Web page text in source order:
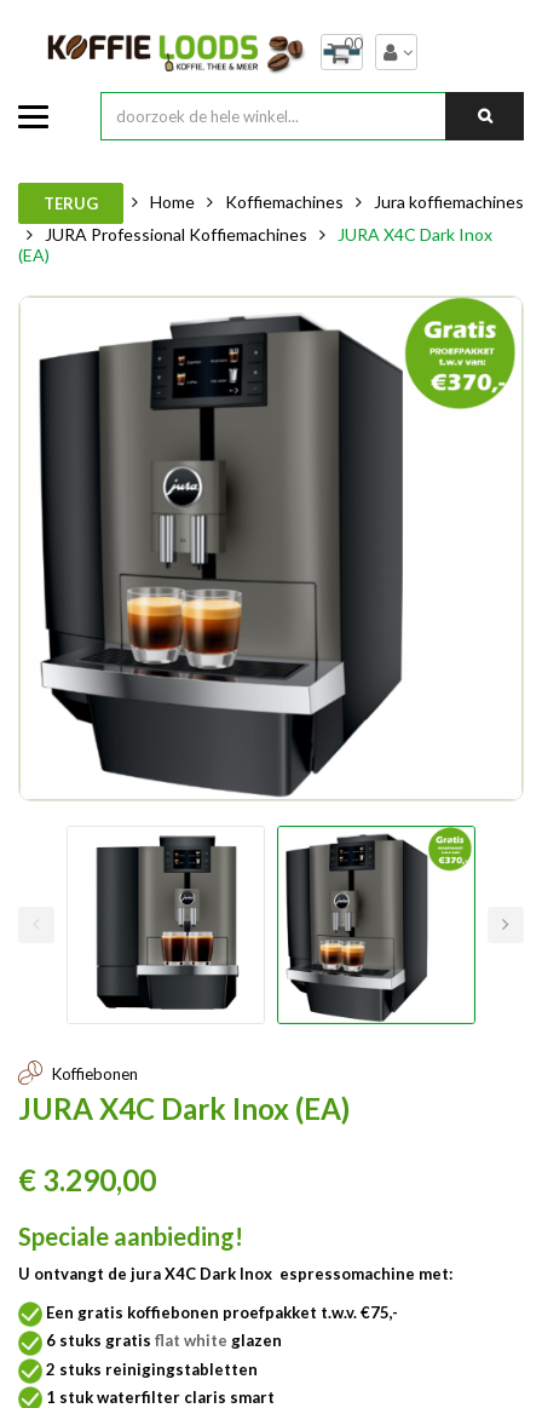
00
TERUG Home Koffiemachines
Jura koffiemachines
JURA Professional Koffiemachines
JURA X4C Dark Inox
(EA)
Koffiebonen
JURA X4C Dark Inox (EA)
€ 3.290,00
Speciale aanbieding!
U ontvangt de jura X4C Dark Inox espressomachine met:
Een gratis koffiebonen proefpakket t.w.v. €75,-
6 stuks gratis flat white glazen
2 stuks reinigingstabletten
1 stuk waterfilter claris smart